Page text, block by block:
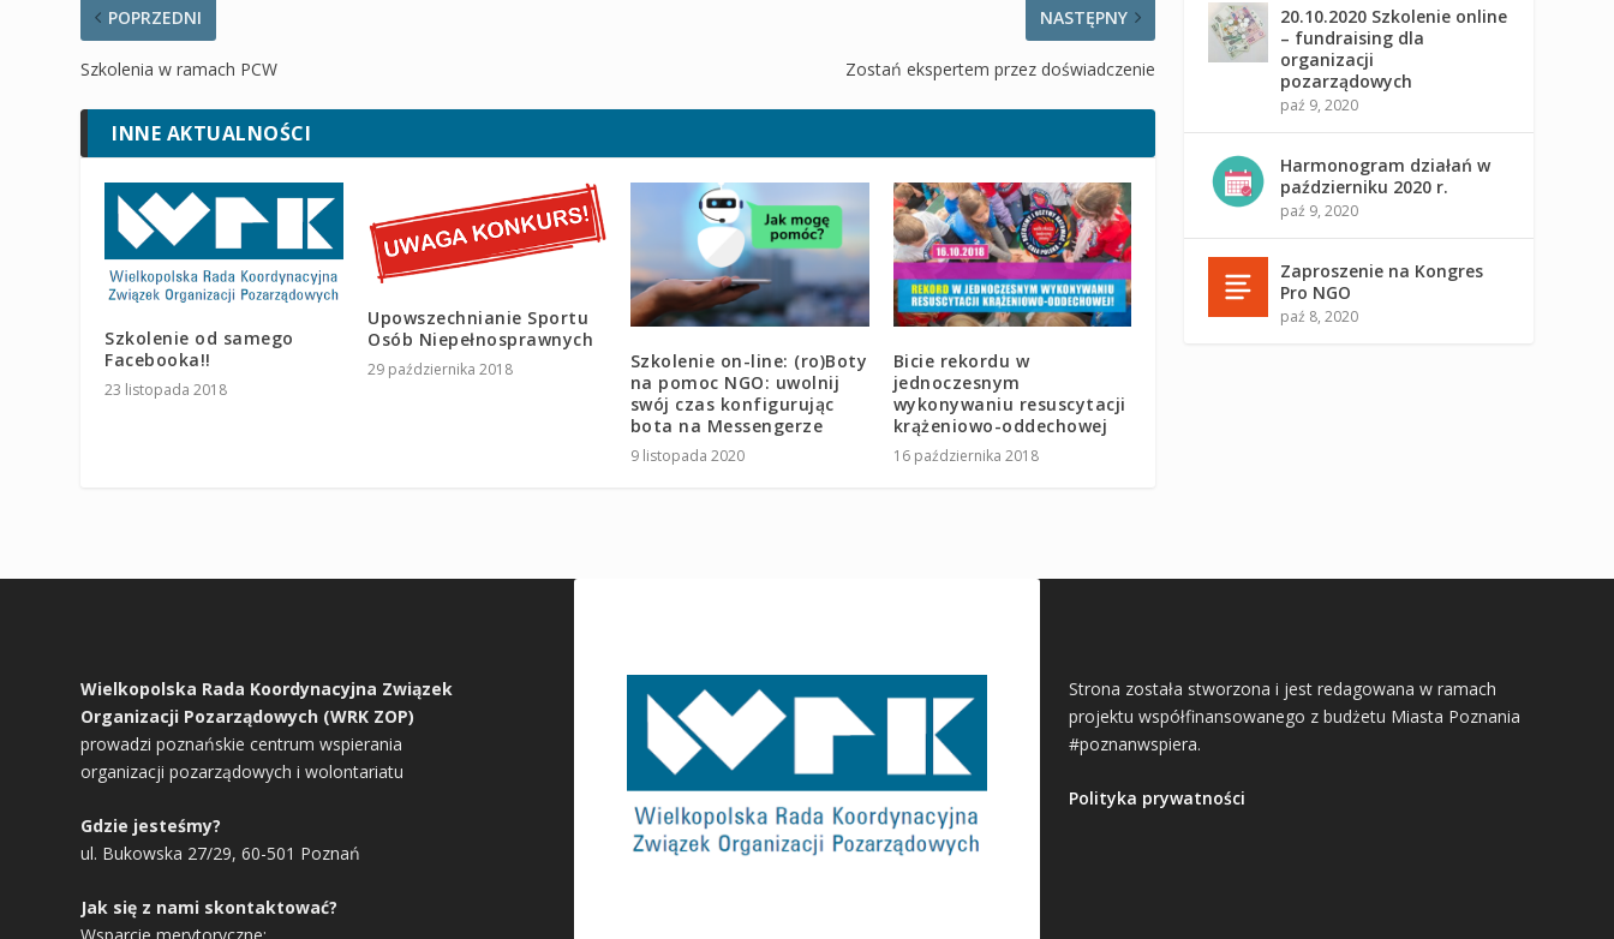
POPRZEDNI
Szkolenia w ramach PCW
NASTĘPNY
Zostań ekspertem przez doświadczenie
INNE AKTUALNOŚCI
Szkolenie od samego
Facebooka!!
23 listopada 2018
Upowszechnianie Sportu
Osób Niepełnosprawnych
29 października 2018
Szkolenie on-line: (ro)Boty
na pomoc NGO: uwolnij
swój czas konfigurując
bota na Messengerze
9 listopada 2020
Bicie rekordu w
jednoczesnym
wykonywaniu resuscytacji
krążeniowo-oddechowej
16 października 2018
20.10.2020 Szkolenie online
– fundraising dla
organizacji
pozarządowych
paź 9, 2020
Harmonogram działań w
październiku 2020 r.
paź 9, 2020
Zaproszenie na Kongres
Pro NGO
paź 8, 2020
Wielkopolska Rada Koordynacyjna Związek
Organizacji Pozarządowych (WRK ZOP)
prowadzi poznańskie centrum wspierania
organizacji pozarządowych i wolontariatu
Gdzie jesteśmy?
ul. Bukowska 27/29, 60-501 Poznań
Jak się z nami skontaktować?
Strona została stworzona i jest redagowana w ramach
projektu współfinansowanego z budżetu Miasta Poznania
#poznanwspiera.
Polityka prywatności